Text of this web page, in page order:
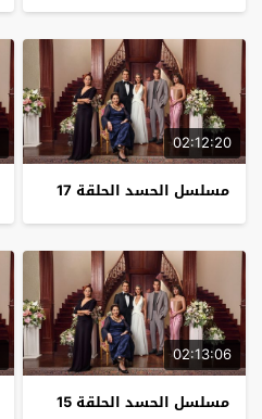
02:12:20
مسلسل الحسد الحلقة 17
02:13:06
مسلسل الحسد الحلقة 15